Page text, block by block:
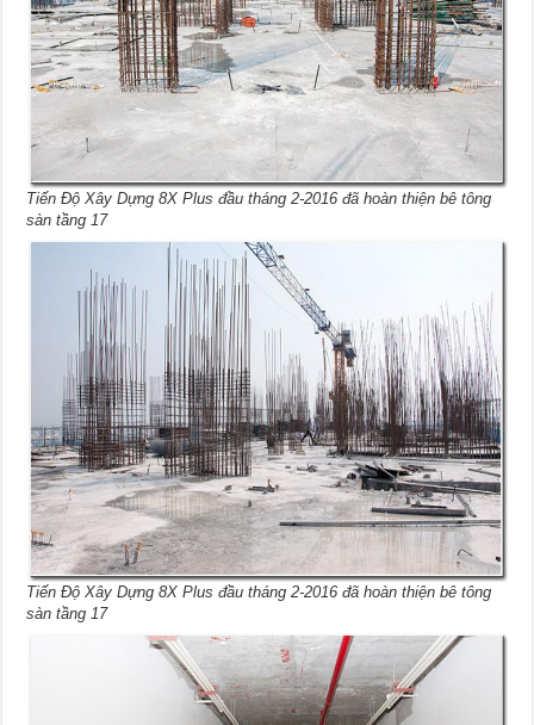
Tiến Độ Xây Dựng 8X Plus đầu tháng 2-2016 đã hoàn thiện bê tông
sàn tầng 17
Tiến Độ Xây Dựng 8X Plus đầu tháng 2-2016 đã hoàn thiện bê tông
sàn tầng 17